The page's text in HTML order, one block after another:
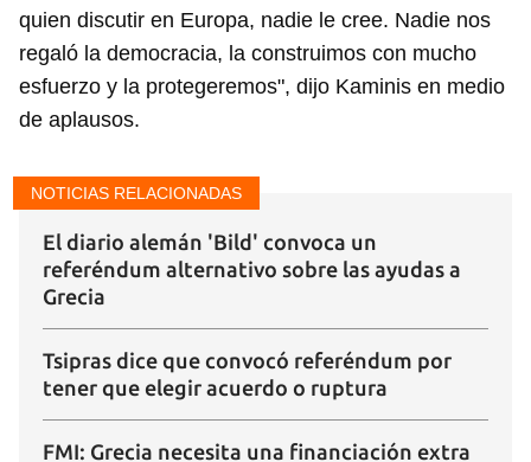
quien discutir en Europa, nadie le cree. Nadie nos
regaló la democracia, la construimos con mucho
esfuerzo y la protegeremos", dijo Kaminis en medio
de aplausos.
NOTICIAS RELACIONADAS
El diario alemán 'Bild' convoca un
referéndum alternativo sobre las ayudas a
Grecia
Tsipras dice que convocó referéndum por
tener que elegir acuerdo o ruptura
FMI: Grecia necesita una financiación extra